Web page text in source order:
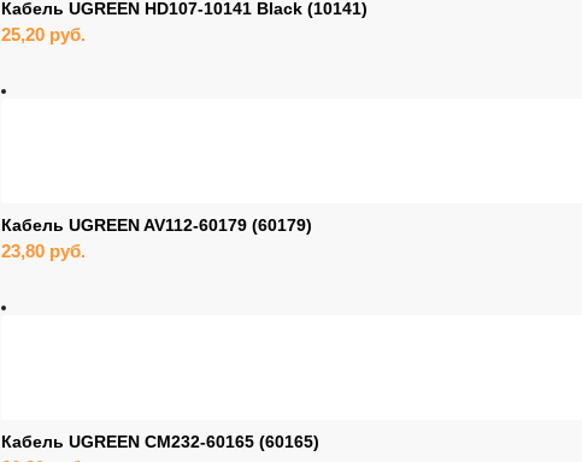
Кабель UGREEN HD107-10141 Black (10141)
25,20 руб.
Кабель UGREEN AV112-60179 (60179)
23,80 руб.
Кабель UGREEN CM232-60165 (60165)